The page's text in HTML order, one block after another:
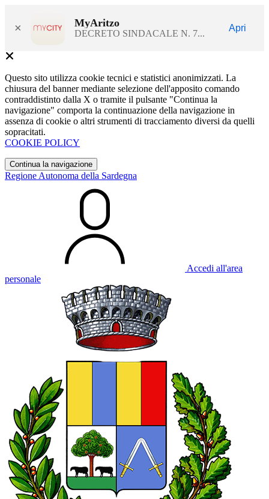
× MyAritzo
DECRETO SINDACALE N. 7...
Apri
Questo sito utilizza cookie tecnici e statistici anonimizzati. La
chiusura del banner mediante selezione dell'apposito comando
contraddistinto dalla X o tramite il pulsante "Continua la
navigazione" comporta la continuazione della navigazione in
assenza di cookie o altri strumenti di tracciamento diversi da quelli
sopracitati.
COOKIE POLICY
Continua la navigazione
Regione Autonoma della Sardegna
Accedi all'area
personale